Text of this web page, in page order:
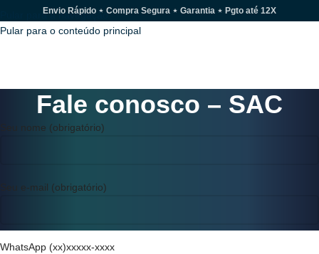
Pular para a navegação
Pular para o conteúdo principal
Envio Rápido ⋆ Compra Segura ⋆ Garantia ⋆ Pgto até 12X
Fale conosco – SAC
Seu nome (obrigatório)
Seu e-mail (obrigatório)
WhatsApp (xx)xxxxx-xxxx